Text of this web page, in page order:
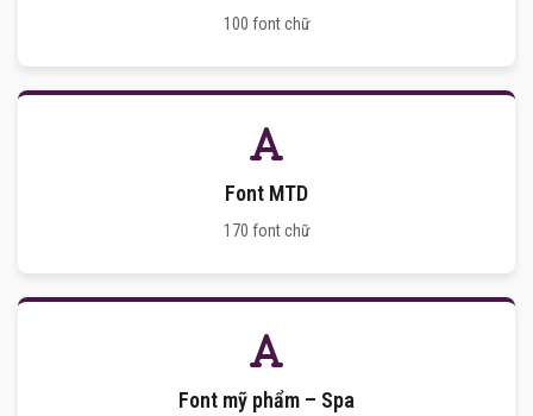
100 font chữ
Font MTD
170 font chữ
Font mỹ phẩm – Spa